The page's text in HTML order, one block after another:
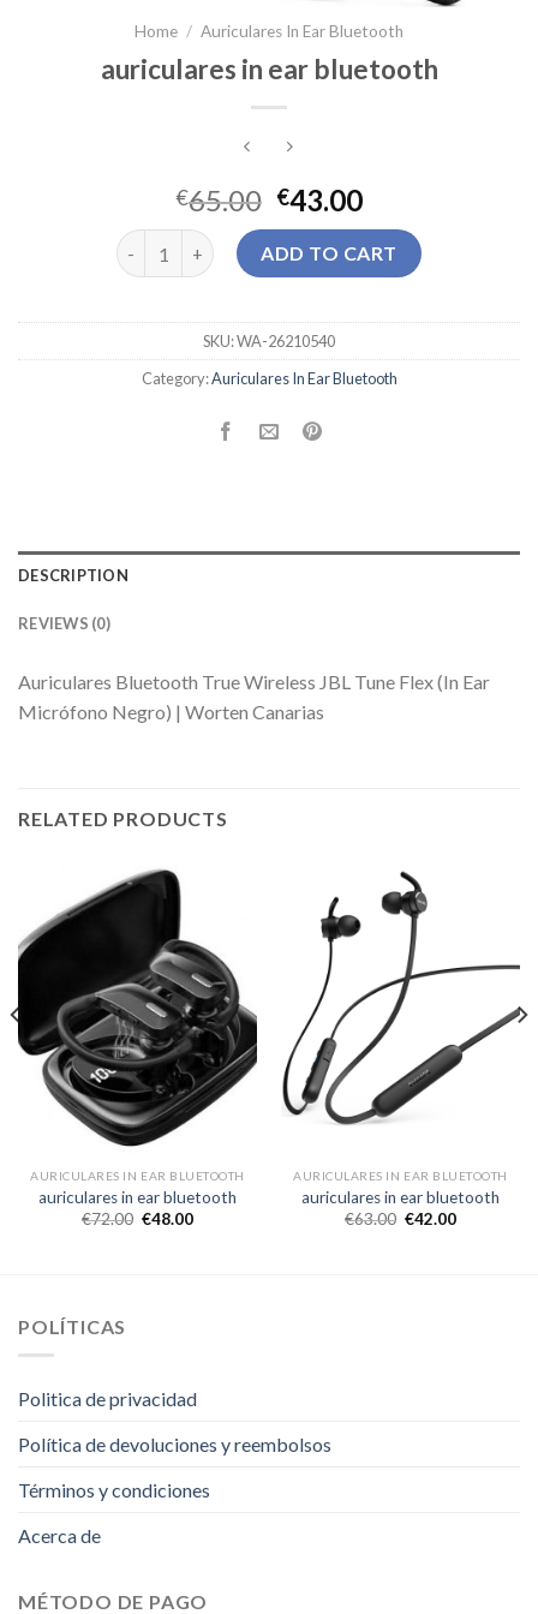
Home / Auriculares In Ear Bluetooth
auriculares in ear bluetooth
€65.00 €43.00
auriculares in ear bluetooth quantity
ADD TO CART
SKU:WA-26210540
Category:Auriculares In Ear Bluetooth
DESCRIPTION
REVIEWS (0)
Auriculares Bluetooth True Wireless JBL Tune Flex (In Ear
Micrófono Negro) | Worten Canarias
RELATED PRODUCTS
AURICULARES IN EAR BLUETOOTH
auriculares in ear bluetooth
€72.00 €48.00
AURICULARES IN EAR BLUETOOTH
auriculares in ear bluetooth
€63.00 €42.00
POLÍTICAS
Politica de privacidad
Política de devoluciones y reembolsos
Términos y condiciones
Acerca de
MÉTODO DE PAGO